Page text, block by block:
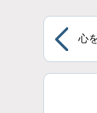
心